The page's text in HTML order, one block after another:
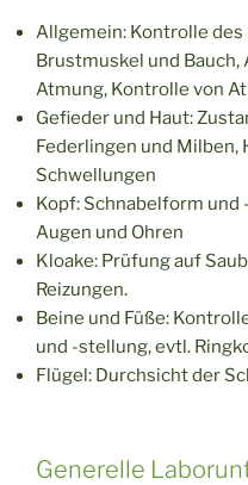
Allgemein: Kontrolle
Brustmuskel und Bauch,
Atmung, Kontrolle von
Gefieder und Haut:
Federlingen und Milben,
Schwellungen
Kopf: Schnabelform und
Augen und Ohren
Kloake: Prüfung auf
Reizungen.
Beine und Füße:
und -stellung, evtl.
Flügel: Durchsicht der
Generelle